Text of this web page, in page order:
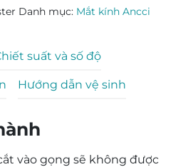
Danh mục: Mắt kính Ancci
suất và số độ
Hướng dẫn vệ sinh
vào gọng sẽ không được